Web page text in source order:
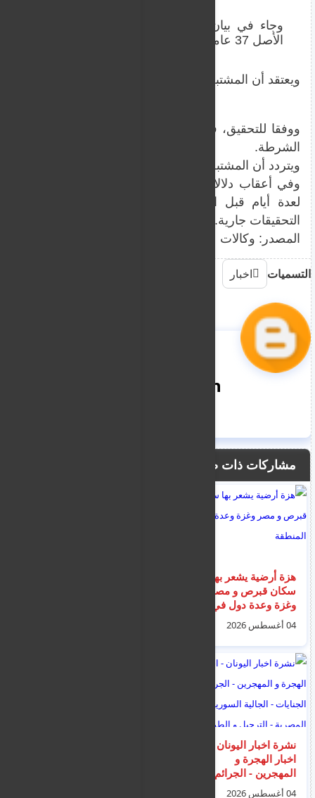
وجاء في بيان الشرطة اليونانية أنه خلال
الأصل 37 عاما في جزيرة كريت. وتم اتهامه بالتخطيط لتنفيذ هجمات.
ويعتقد أن المشتبه به على صلة بفلسطينيين تم
ووفقا للتحقيق، فإنه يعتقد أن الثلاثة تلقوا تدريبا على
الشرطة.
ويتردد أن المشتبه به وصل اليونان منذ عام، وحصل على حق
وفي أعقاب دلالات على الانتماء المحتمل لحركة
لعدة أيام قبل اعتقاله. ومن المقرر أن يمثل الآن
التحقيقات جارية.
المصدر: وكالات
التسميات اخبار
nooreddin
مشاركات ذات صلة
هزة أرضية يشعر بها
سكان قبرص و مصر
وغزة وعدة دول في
المنطقة04 أغسطس 2026
نشرة اخبار اليونان -
اخبار الهجرة و
المهجرين - الجرائم و
الجنايات - الجالية04 أغسطس 2026